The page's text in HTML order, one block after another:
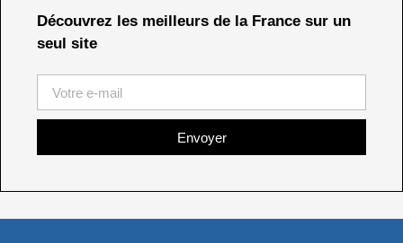
Découvrez les meilleurs de la France sur un
seul site
Envoyer